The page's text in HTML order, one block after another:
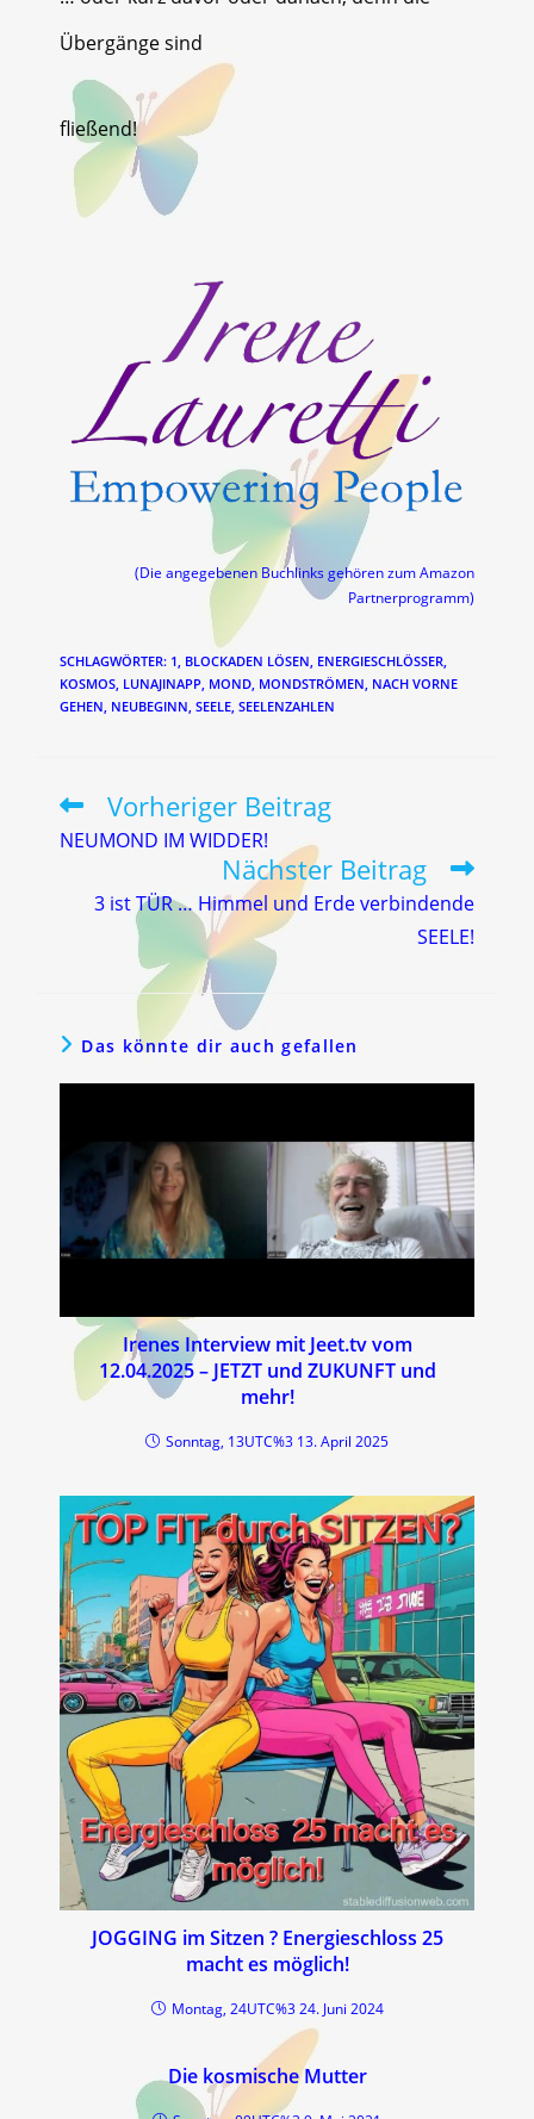
Übergänge sind
fließend!
(Die angegebenen Buchlinks gehören zum Amazon
Partnerprogramm)
SCHLAGWÖRTER: 1, BLOCKADEN LÖSEN, ENERGIESCHLÖSSER,
KOSMOS, LUNAJINAPP, MOND, MONDSTRÖMEN, NACH VORNE
GEHEN, NEUBEGINN, SEELE, SEELENZAHLEN
Weitere
ansehen
Vorheriger Beitrag
NEUMOND IM WIDDER!
Nächster Beitrag
3 ist TÜR … Himmel und Erde verbindende
SEELE!
Das könnte dir auch gefallen
Irenes Interview mit Jeet.tv vom
12.04.2025 – JETZT und ZUKUNFT und
mehr!
Sonntag, 13UTC%3 13. April 2025
JOGGING im Sitzen ? Energieschloss 25
macht es möglich!
Montag, 24UTC%3 24. Juni 2024
Die kosmische Mutter